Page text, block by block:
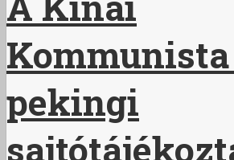
pekingi